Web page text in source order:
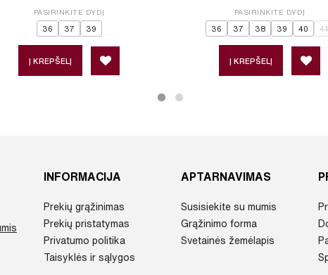
PASIRINKITE DYDĮ
36 37 39
Į KREPŠELĮ
PASIRINKITE DYDĮ
36 37 38 39 40 41
Į KREPŠELĮ
INFORMACIJA
Prekių grąžinimas
Prekių pristatymas
Privatumo politika
Taisyklės ir sąlygos
APTARNAVIMAS
Susisiekite su mumis
Grąžinimo forma
Svetainės žemėlapis